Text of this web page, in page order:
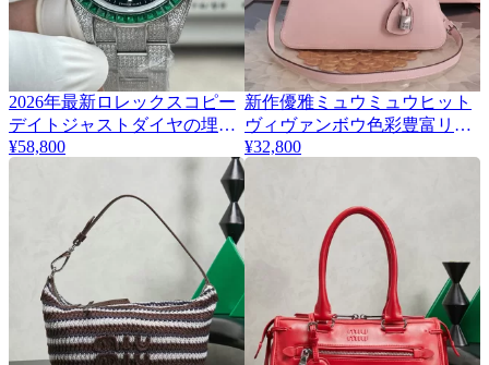
2
2026年最新ロレックスコピー
デイトジャストダイヤの埋め
込み腕時計 126300
¥58,800
6
新作優雅ミュウミュウヒット
ヴィヴァンボウ色彩豊富リン
グバッグ 5BB199
¥32,800